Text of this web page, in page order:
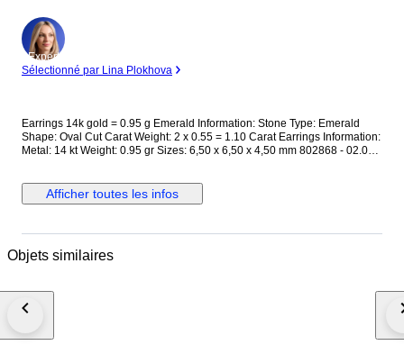
Expert
Sélectionné par Lina Plokhova
Earrings 14k gold = 0.95 g Emerald Information: Stone Type: Emerald
Shape: Oval Cut Carat Weight: 2 x 0.55 = 1.10 Carat Earrings Information:
Metal: 14 kt Weight: 0.95 gr Sizes: 6,50 x 6,50 x 4,50 mm 802868 - 02.007
not been researched for this specific item. PLEASE NOTE Your country of
residence may impose additional VAT, customs, and import fees which are
cancel/withdraw they will bear the risk, cost of all shipping, and return
tracking number by FEDEX. To offer our customers the most efficient and
unnecessary costs for the buyer. We will provide full support throughout
Afficher toutes les infos
Objets similaires